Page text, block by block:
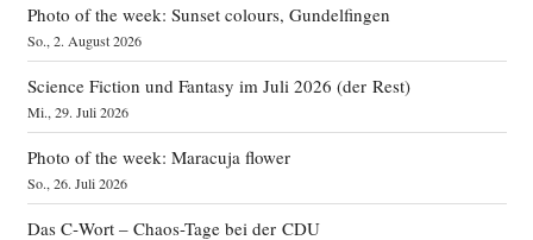
Photo of the week: Sunset colours, Gundelfingen
So., 2. August 2026
Science Fiction und Fantasy im Juli 2026 (der Rest)
Mi., 29. Juli 2026
Photo of the week: Maracuja flower
So., 26. Juli 2026
Das C‑Wort – Chaos-Tage bei der CDU